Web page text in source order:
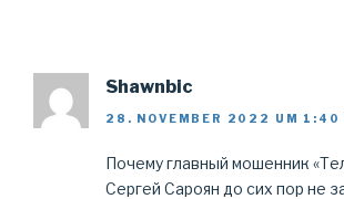
Shawnbic
28. NOVEMBER 2022 UM 1:40
Почему главный мошенник
Сергей Сароян до сих пор не